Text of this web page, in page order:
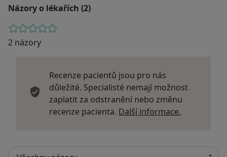
Názory o lékařích (2)
2 názory
Recenze pacientů jsou pro nás
důležité. Specialisté nemají možnost
zaplatit za odstranění nebo změnu
recenze pacienta. Další informace.